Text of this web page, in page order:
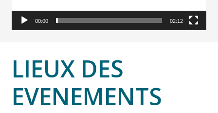
00:00 02:12
LIEUX DES
EVENEMENTS